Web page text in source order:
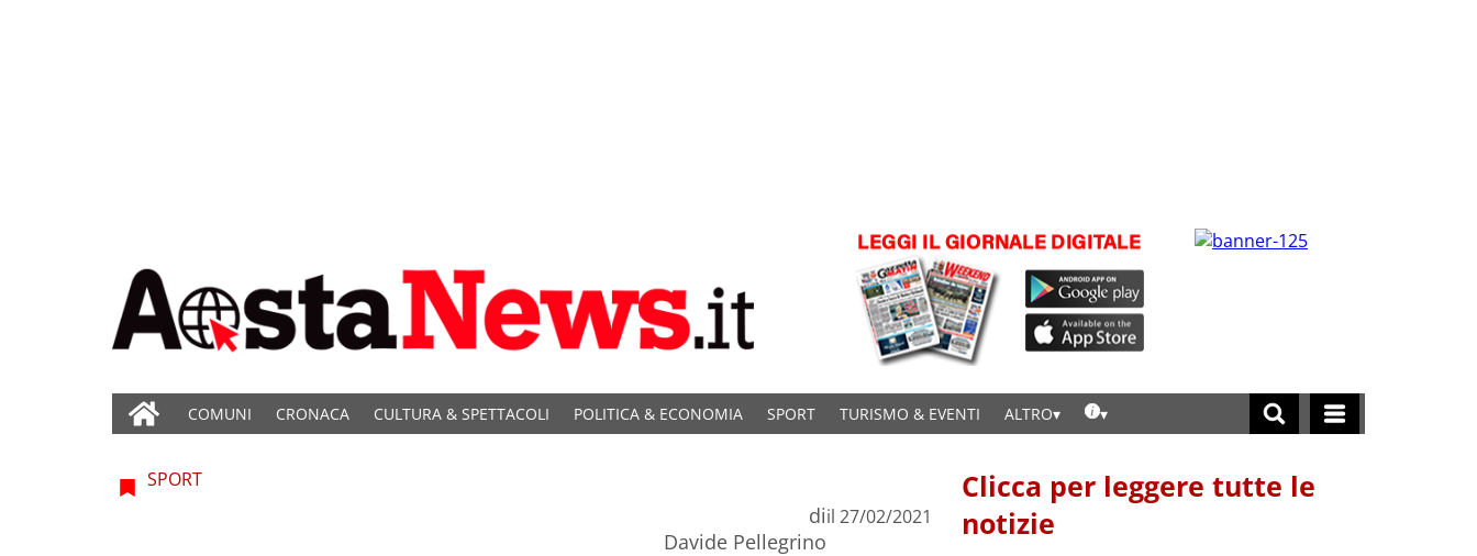
COMUNI CRONACA CULTURA & SPETTACOLI POLITICA & ECONOMIA SPORT TURISMO & EVENTI ALTRO
SPORT
di
Davide Pellegrino
il 27/02/2021
Clicca per leggere tutte le
notizie